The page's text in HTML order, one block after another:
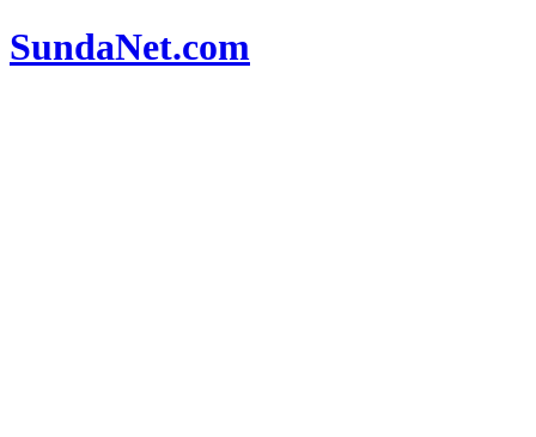
SundaNet.com